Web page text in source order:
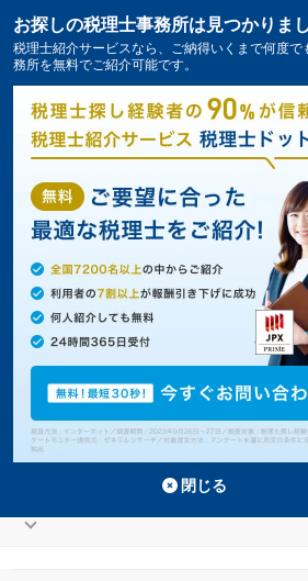
美容業界に強いさいたま市桜区
所の一覧1件掲載中
お探しの税理士事務所は見つかりま
税理士紹介サービスなら、ご納得いくまで何度で
務所を無料でご紹介可能です。
閉じる